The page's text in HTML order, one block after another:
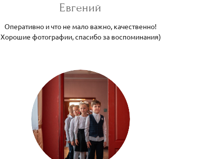
Евгений
Оперативно и что не мало важно, качественно!
Хорошие фотографии, спасибо за воспоминания)